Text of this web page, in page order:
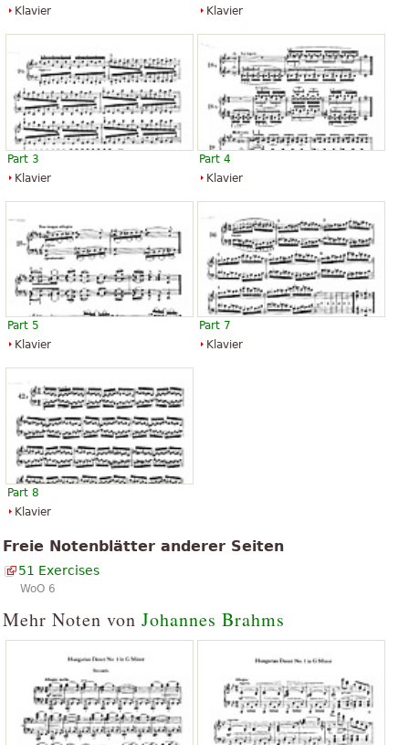
Klavier
Klavier
Part 3
Klavier
Part 4
Klavier
Part 5
Klavier
Part 7
Klavier
Part 8
Klavier
Freie Notenblätter anderer Seiten
51 Exercises
WoO 6
Mehr Noten von Johannes Brahms